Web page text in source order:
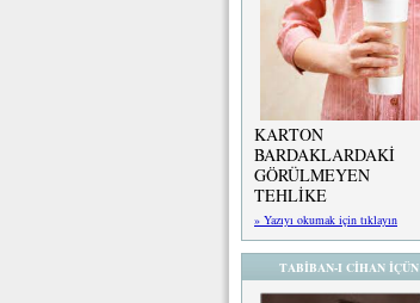
KARTON
BARDAKLARDAKİ
GÖRÜLMEYEN
TEHLİKE
» Yazıyı okumak için tıklayın
TABİBAN-I CİHAN İÇÜN